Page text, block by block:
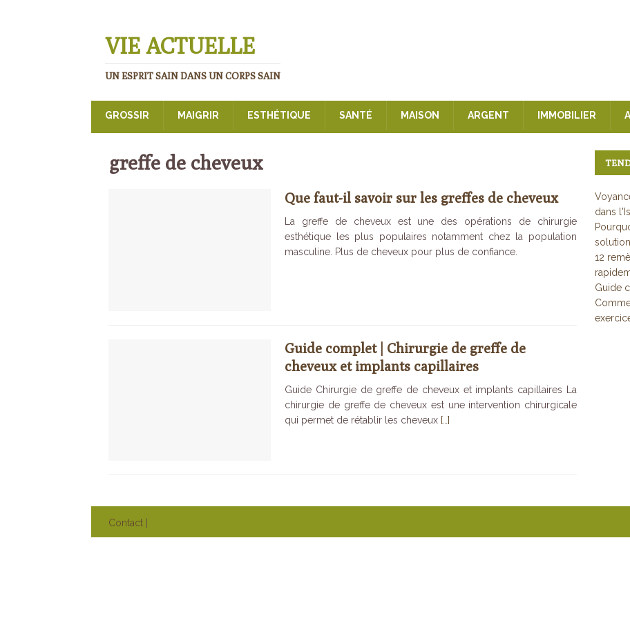
VIE ACTUELLE
UN ESPRIT SAIN DANS UN CORPS SAIN
GROSSIR MAIGRIR ESTHÉTIQUE SANTÉ MAISON ARGENT IMMOBILIER
greffe de cheveux
Que faut-il savoir sur les greffes de cheveux
La greffe de cheveux est une des opérations de chirurgie
esthétique les plus populaires notamment chez la population
masculine. Plus de cheveux pour plus de confiance.
Guide complet | Chirurgie de greffe de
cheveux et implants capillaires
Guide Chirurgie de greffe de cheveux et implants capillaires La
chirurgie de greffe de cheveux est une intervention chirurgicale
qui permet de rétablir les cheveux […]
dans
12
Guide
Contact